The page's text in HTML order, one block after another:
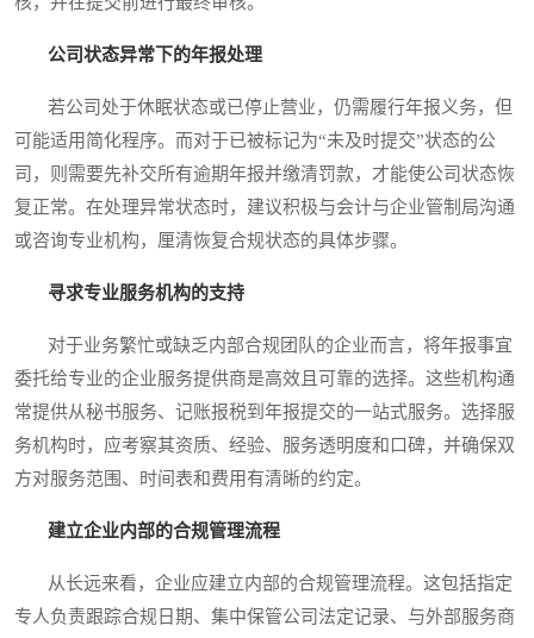
公司状态异常下的年报处理
若公司处于休眠状态或已停止营业，仍需履行年报义务，但
可能适用简化程序。而对于已被标记为“未及时提交”状态的公
司，则需要先补交所有逾期年报并缴清罚款，才能使公司状态恢
复正常。在处理异常状态时，建议积极与会计与企业管制局沟通
或咨询专业机构，厘清恢复合规状态的具体步骤。
寻求专业服务机构的支持
对于业务繁忙或缺乏内部合规团队的企业而言，将年报事宜
委托给专业的企业服务提供商是高效且可靠的选择。这些机构通
常提供从秘书服务、记账报税到年报提交的一站式服务。选择服
务机构时，应考察其资质、经验、服务透明度和口碑，并确保双
方对服务范围、时间表和费用有清晰的约定。
建立企业内部的合规管理流程
从长远来看，企业应建立内部的合规管理流程。这包括指定
专人负责跟踪合规日期、集中保管公司法定记录、与外部服务商